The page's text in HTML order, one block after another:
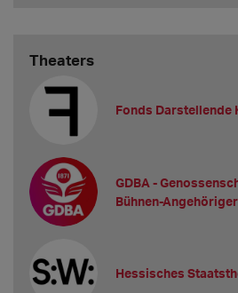
Theaters
Fonds Darstellende
GDBA -
Bühnen-Angehöriger
Hessisches